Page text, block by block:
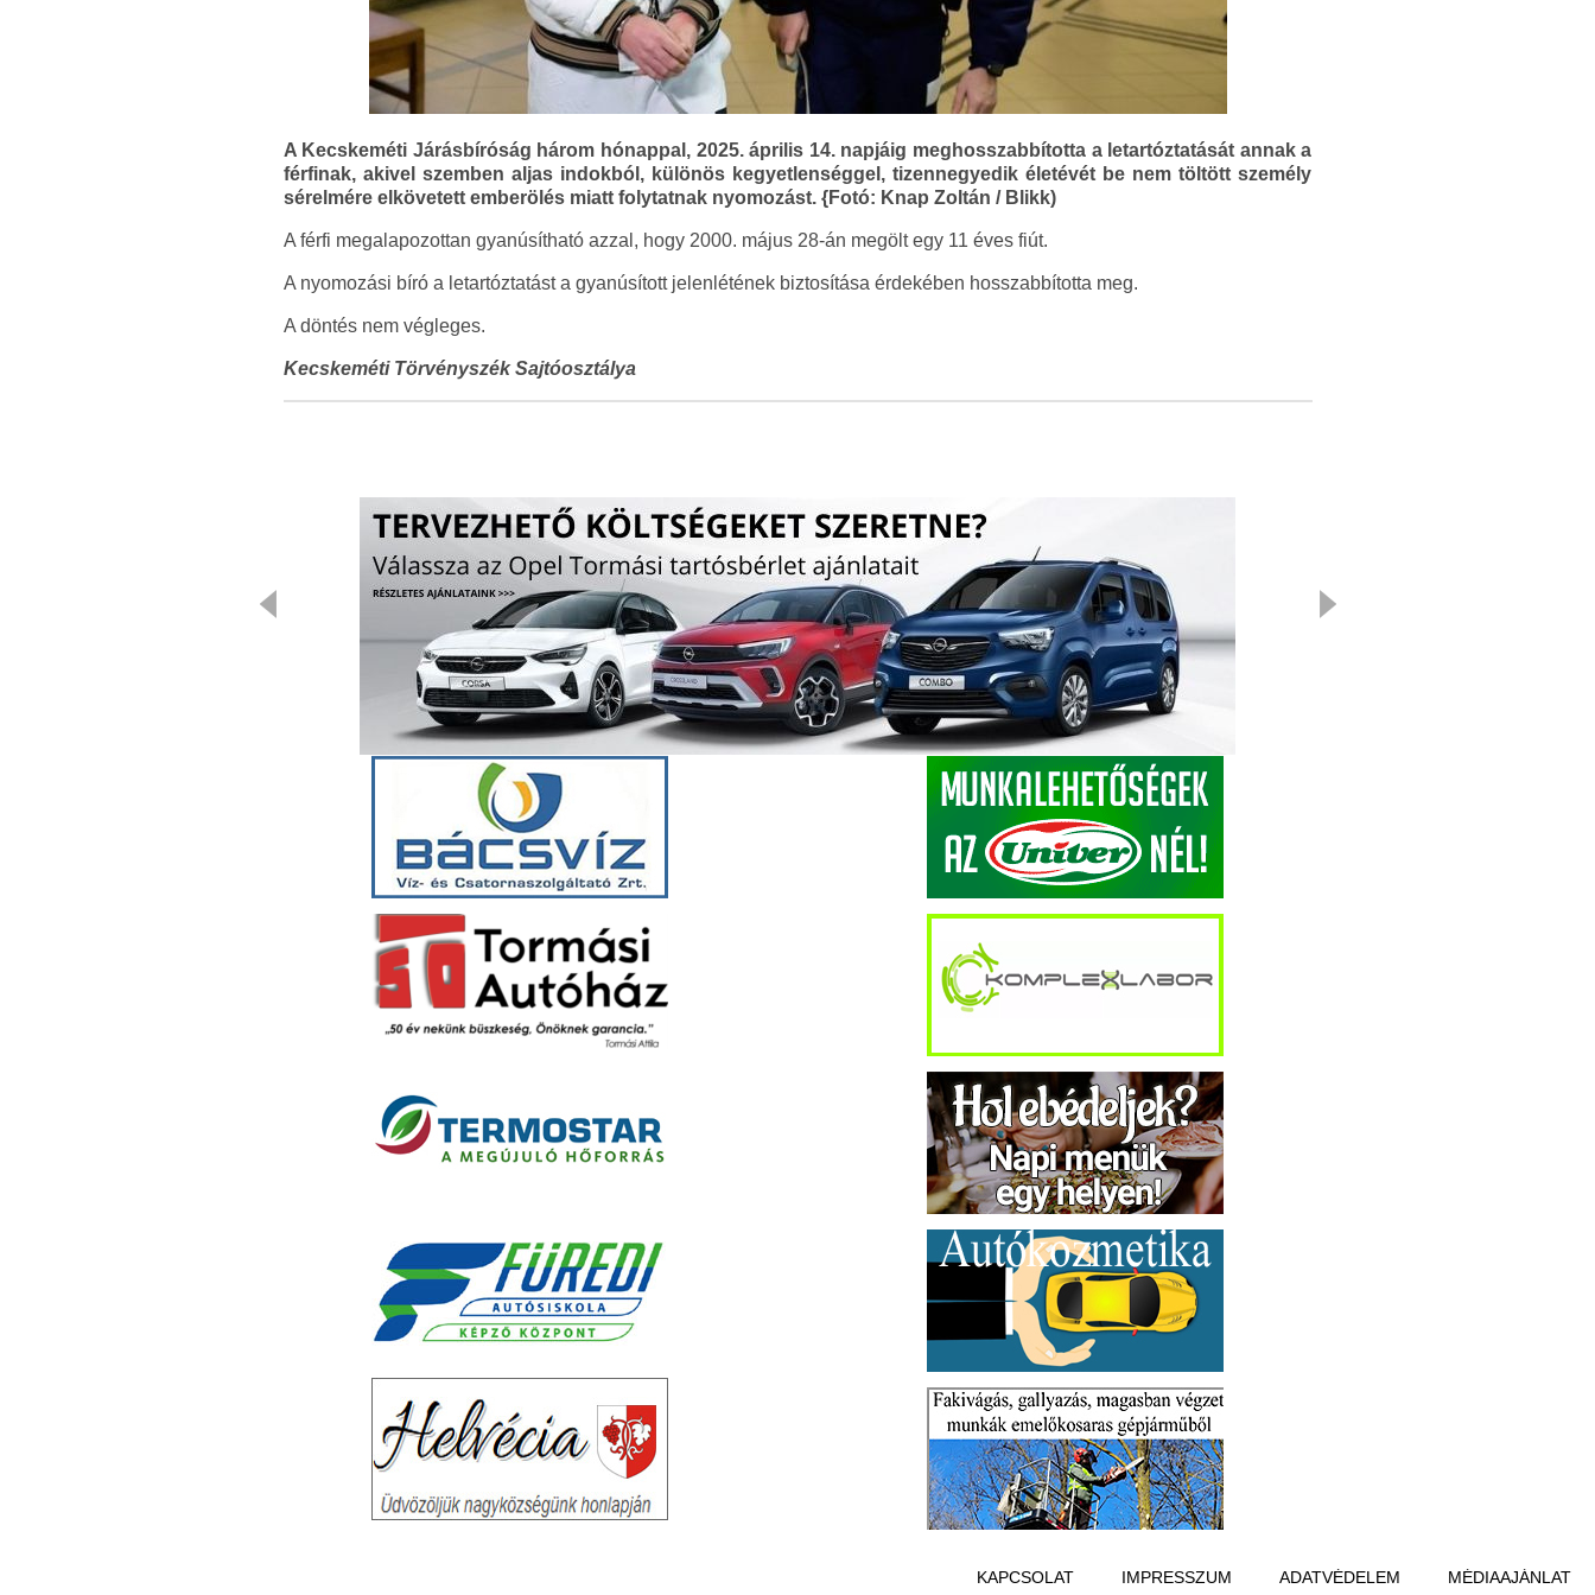
A Kecskeméti Járásbíróság három hónappal, 2025. április 14. napjáig meghosszabbította a letartóztatását annak a
férfinak, akivel szemben aljas indokból, különös kegyetlenséggel, tizennegyedik életévét be nem töltött személy
sérelmére elkövetett emberölés miatt folytatnak nyomozást. {Fotó: Knap Zoltán / Blikk)
A férfi megalapozottan gyanúsítható azzal, hogy 2000. május 28-án megölt egy 11 éves fiút.
A nyomozási bíró a letartóztatást a gyanúsított jelenlétének biztosítása érdekében hosszabbította meg.
A döntés nem végleges.
Kecskeméti Törvényszék Sajtóosztálya
KAPCSOLAT IMPRESSZUM ADATVÉDELEM MÉDIAAJÁNLAT